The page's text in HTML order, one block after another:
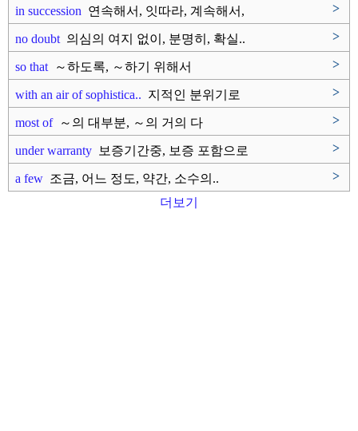
in succession 연속해서, 잇따라, 계속해서,
>
no doubt 의심의 여지 없이, 분명히, 확실.. >
so that ～하도록, ～하기 위해서 >
with an air of sophistica.. 지적인 분위기로 >
most of～의 대부분, ～의 거의 다 >
under warranty 보증기간중, 보증 포함으로 >
a few 조금, 어느 정도, 약간, 소수의..
>
더보기